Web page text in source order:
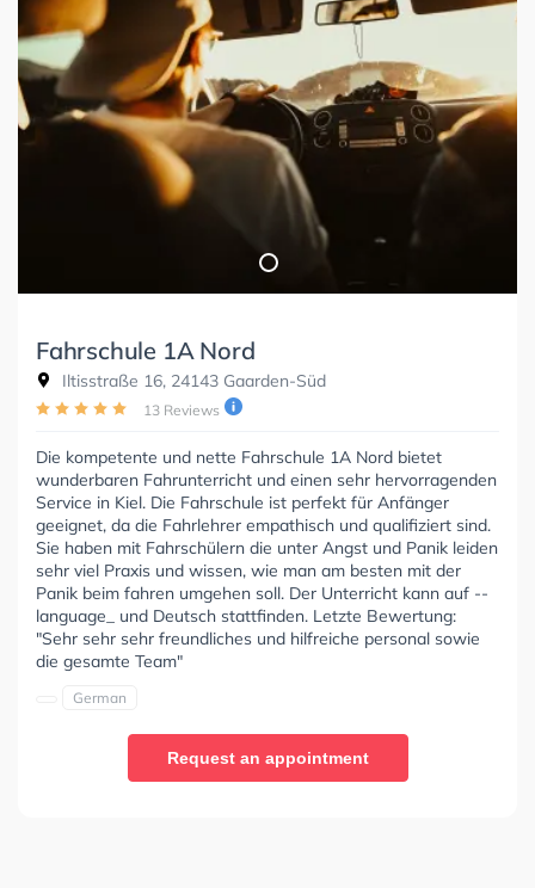
Fahrschule 1A Nord
Iltisstraße 16, 24143 Gaarden-Süd
13 Reviews
Die kompetente und nette Fahrschule 1A Nord bietet
wunderbaren Fahrunterricht und einen sehr hervorragenden
Service in Kiel. Die Fahrschule ist perfekt für Anfänger
geeignet, da die Fahrlehrer empathisch und qualifiziert sind.
Sie haben mit Fahrschülern die unter Angst und Panik leiden
sehr viel Praxis und wissen, wie man am besten mit der
Panik beim fahren umgehen soll. Der Unterricht kann auf --
language_ und Deutsch stattfinden. Letzte Bewertung:
"Sehr sehr sehr freundliches und hilfreiche personal sowie
die gesamte Team"
German
Request an appointment